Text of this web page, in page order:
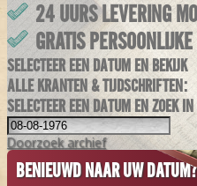
24 UURS LEVERING
GRATIS
SELECTEER EEN DATUM EN BEKIJK
ALLE KRANTEN & TIJDSCHRIFTEN:
SELECTEER EEN DATUM EN ZOEK
Doorzoek archief
BENIEUWD NAAR UW DATUM?